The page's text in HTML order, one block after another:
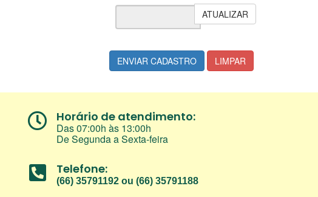
ATUALIZAR
ENVIAR CADASTRO LIMPAR
Horário de atendimento:
Das 07:00h às 13:00h
De Segunda a Sexta-feira
Telefone:
(66) 35791192 ou (66) 35791188